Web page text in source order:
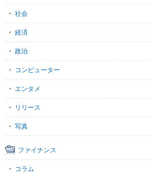
社会
経済
政治
コンピューター
エンタメ
リリース
写真
ファイナンス
コラム